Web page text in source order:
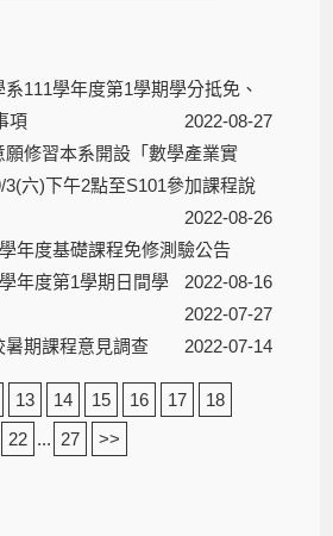
系111學年度第1學期學分抵免、
項
2022-08-27
願修習本系開設「數學產業實
3(六)下午2點至S101參加課程說
2022-08-26
年度基礎課程免修測驗公告
2022-08-16
年度第1學期日間學
2022-07-27
暑期課程意見調查 2022-07-14
13 14 15 16 17
18
22 ... 27 >>